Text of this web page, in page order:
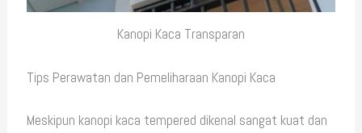
Kanopi Kaca Transparan
Tips Perawatan dan Pemeliharaan Kanopi Kaca
Meskipun kanopi kaca tempered dikenal sangat kuat dan